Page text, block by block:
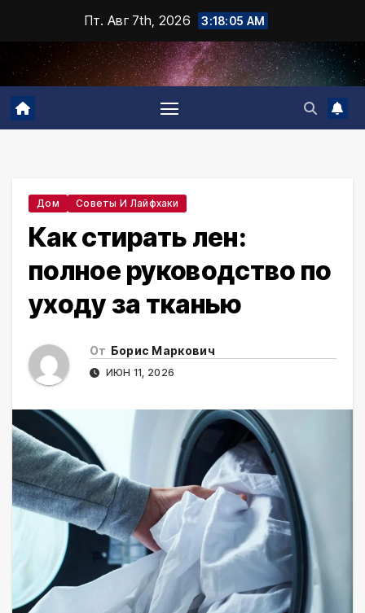
содержимому
Пт. Авг 7th, 2026 3:18:06 AM
Дом Советы И Лайфхаки
Как стирать лен:
полное руководство по
уходу за тканью
От Борис Маркович
ИЮН 11, 2026